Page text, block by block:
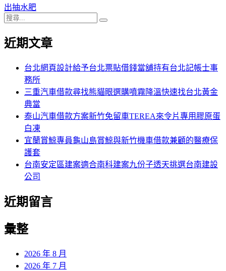
導
覽
章:
出抽水肥
搜
關
近期文章
台北網頁設計給予台北票貼借錢當舖持有台北記帳士事
務所
三重汽車借款尋找熊貓眼選購噴霧降溫快速找台北黃金
典當
泰山汽車借款方案新竹免留車TEREA來令片專用膠原蛋
白凍
宜蘭賞鯨專員龜山島賞鯨與新竹機車借款兼顧的醫療保
護套
台南安定區建案適合南科建案九份子透天挑選台南建設
公司
近期留言
彙整
2026 年 8 月
2026 年 7 月